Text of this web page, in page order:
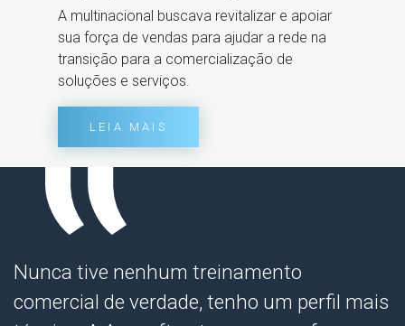
A multinacional buscava revitalizar e apoiar
sua força de vendas para ajudar a rede na
transição para a comercialização de
soluções e serviços.
LEIA MAIS
Nunca tive nenhum treinamento
comercial de verdade, tenho um perfil mais